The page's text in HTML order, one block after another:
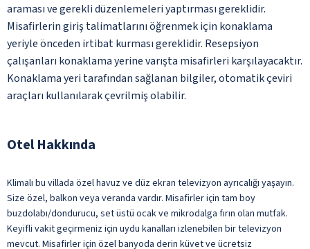
araması ve gerekli düzenlemeleri yaptırması gereklidir.
Misafirlerin giriş talimatlarını öğrenmek için konaklama
yeriyle önceden irtibat kurması gereklidir. Resepsiyon
çalışanları konaklama yerine varışta misafirleri karşılayacaktır.
Konaklama yeri tarafından sağlanan bilgiler, otomatik çeviri
araçları kullanılarak çevrilmiş olabilir.
Otel Hakkında
Klimalı bu villada özel havuz ve düz ekran televizyon ayrıcalığı yaşayın.
Size özel, balkon veya veranda vardır. Misafirler için tam boy
buzdolabı/dondurucu, set üstü ocak ve mikrodalga fırın olan mutfak.
Keyifli vakit geçirmeniz için uydu kanalları izlenebilen bir televizyon
mevcut. Misafirler için özel banyoda derin küvet ve ücretsiz